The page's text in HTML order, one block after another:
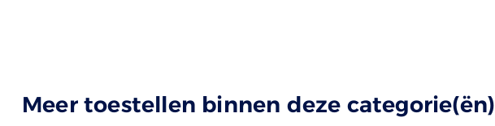
Meer toestellen binnen deze categorie(ën)